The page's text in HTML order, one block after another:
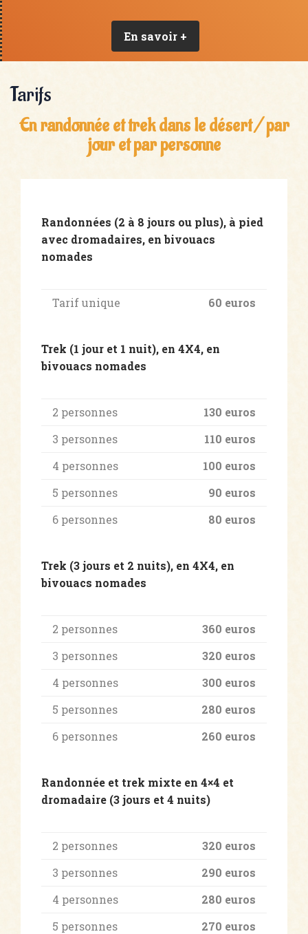
En savoir +
Tarifs
En randonnée et trek dans le désert / par
jour et par personne
Randonnées (2 à 8 jours ou plus), à pied
avec dromadaires, en bivouacs
nomades
Tarif unique 60 euros
Trek (1 jour et 1 nuit), en 4X4, en
bivouacs nomades
2 personnes
130 euros
3 personnes
110 euros
4 personnes
100 euros
5 personnes
90 euros
6 personnes
80 euros
Trek (3 jours et 2 nuits), en 4X4, en
bivouacs nomades
2 personnes
360 euros
3 personnes
320 euros
4 personnes
300 euros
5 personnes
280 euros
6 personnes
260 euros
Randonnée et trek mixte en 4×4 et
dromadaire (3 jours et 4 nuits)
2 personnes
320 euros
3 personnes
290 euros
4 personnes
280 euros
5 personnes
270 euros